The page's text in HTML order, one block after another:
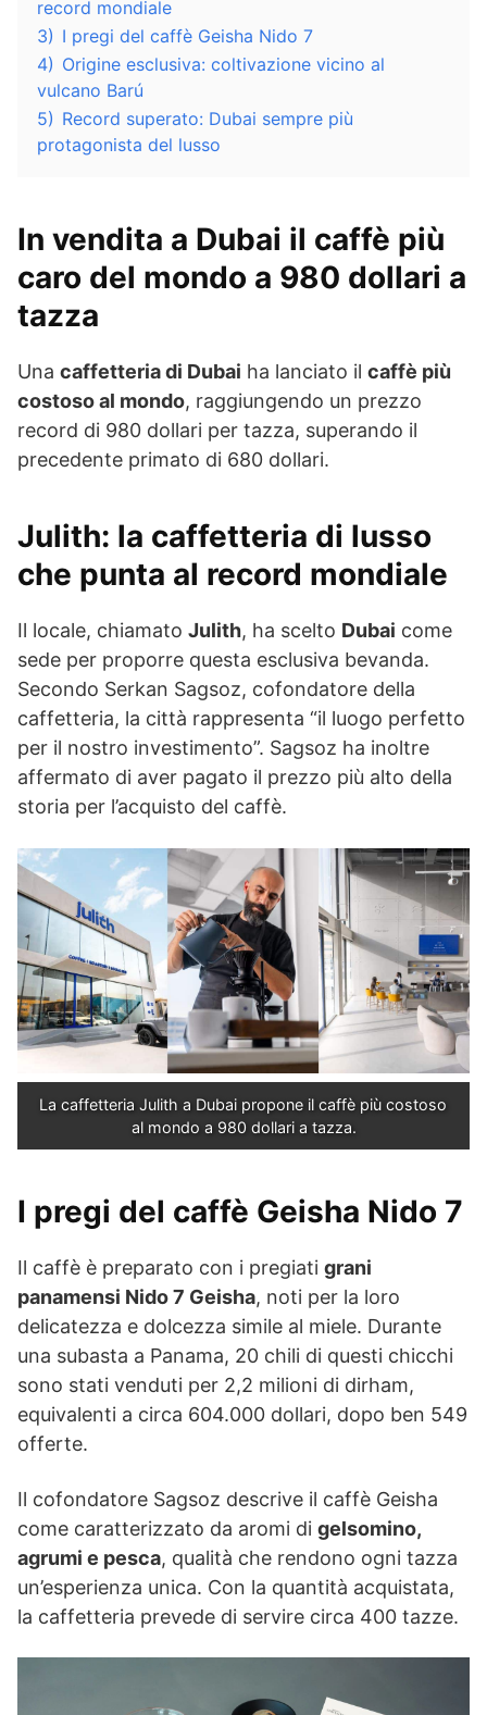
record mondiale
3) I pregi del caffè Geisha Nido 7
4) Origine esclusiva: coltivazione vicino al
vulcano Barú
5) Record superato: Dubai sempre più
protagonista del lusso
In vendita a Dubai il caffè più
caro del mondo a 980 dollari a
tazza
Una caffetteria di Dubai ha lanciato il caffè più
costoso al mondo, raggiungendo un prezzo
record di 980 dollari per tazza, superando il
precedente primato di 680 dollari.
Julith: la caffetteria di lusso
che punta al record mondiale
Il locale, chiamato Julith, ha scelto Dubai come
sede per proporre questa esclusiva bevanda.
Secondo Serkan Sagsoz, cofondatore della
caffetteria, la città rappresenta “il luogo perfetto
per il nostro investimento”. Sagsoz ha inoltre
affermato di aver pagato il prezzo più alto della
storia per l’acquisto del caffè.
La caffetteria Julith a Dubai propone il caffè più costoso
al mondo a 980 dollari a tazza.
I pregi del caffè Geisha Nido 7
Il caffè è preparato con i pregiati grani
panamensi Nido 7 Geisha, noti per la loro
delicatezza e dolcezza simile al miele. Durante
una subasta a Panama, 20 chili di questi chicchi
sono stati venduti per 2,2 milioni di dirham,
equivalenti a circa 604.000 dollari, dopo ben 549
offerte.
Il cofondatore Sagsoz descrive il caffè Geisha
come caratterizzato da aromi di gelsomino,
agrumi e pesca, qualità che rendono ogni tazza
un’esperienza unica. Con la quantità acquistata,
la caffetteria prevede di servire circa 400 tazze.